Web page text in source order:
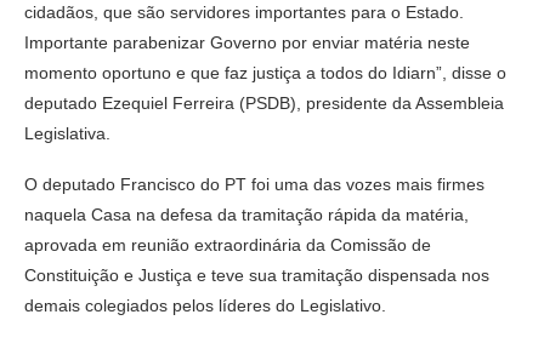
cidadãos, que são servidores importantes para o Estado.
Importante parabenizar Governo por enviar matéria neste
momento oportuno e que faz justiça a todos do Idiarn”, disse o
deputado Ezequiel Ferreira (PSDB), presidente da Assembleia
Legislativa.
O deputado Francisco do PT foi uma das vozes mais firmes
naquela Casa na defesa da tramitação rápida da matéria,
aprovada em reunião extraordinária da Comissão de
Constituição e Justiça e teve sua tramitação dispensada nos
demais colegiados pelos líderes do Legislativo.